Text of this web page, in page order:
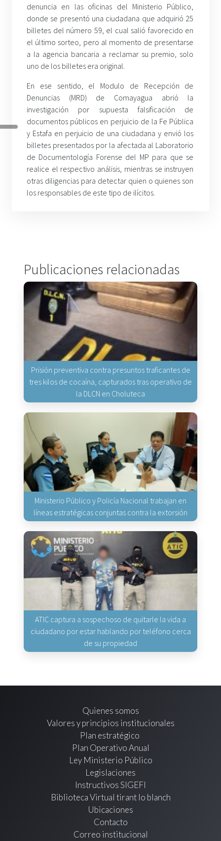
denuncia en las oficinas del Ministerio Público,
donde se presentó una ciudadana que adquirió 25
billetes del número 59, el cual salió favorecido en
el último sorteo, pero al momento de presentarse
a la agencia bancaria a reclamar su premio, solo
uno de los billetes era original.
En ese sentido, el Modulo de Recepción de
Denuncias (MRD) de Comayagua abrió la
investigación por supuesta falsificación de
documentos públicos en perjuicio de la Fe Pública
y Estafa en perjuicio de una ciudadana y envió los
billetes presentados por la afectada al Laboratorio
de Documentología Forense del MP para que se
realice el respectivo análisis, mientras se instruyen
otras diligencias para detectar quien o quienes son
los responsables de este tipo de ilícitos.
Publicaciones relacionadas
Prisión preventiva contra presuntos traficantes de
tres kilos de cocaína, capturados tras operativo de
la DLCN en Choluteca
Ministerio Público y Policía Nacional trabajan en
líneas estratégicas conjuntas contra la extorsión
ATIC captura a sospechoso de quitarle la vida a
ciudadano por estar hablando por teléfono cerca
de su propiedad
Quienes somos
Valores y principios institucionales
Plan estratégico
Plan Operativo Anual
Ley Ministerio Público
Legislaciones
Instructivos SIGEFI
Biblioteca Virtual tirant lo blanch
Ubicaciones
Contacto
Correo institucional